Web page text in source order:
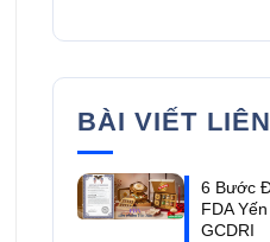
BÀI VIẾT
6 Bước
FDA
GCDRI